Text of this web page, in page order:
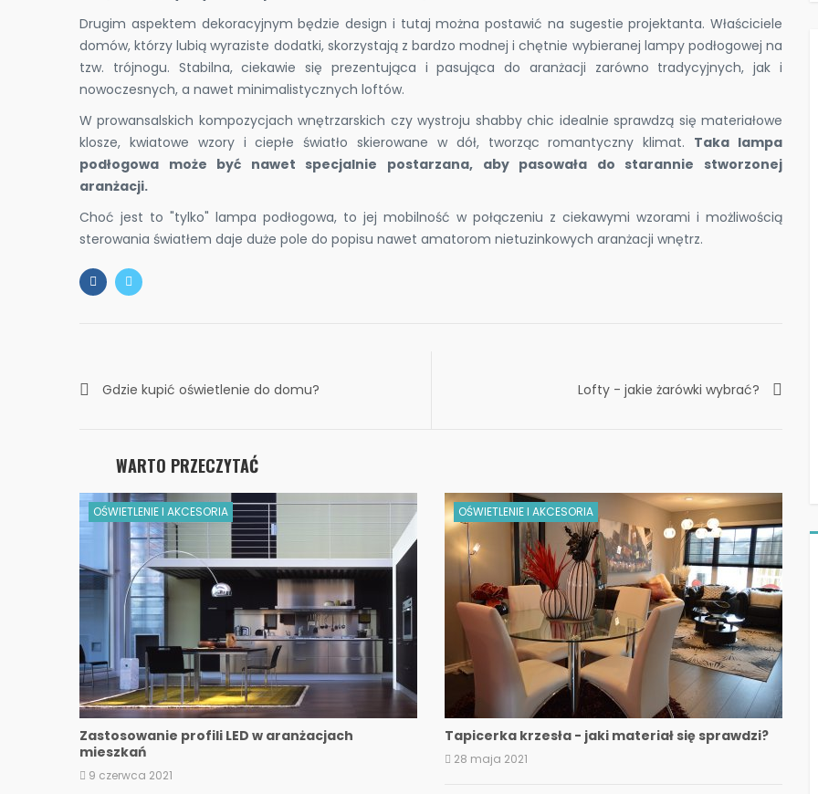
Drugim aspektem dekoracyjnym będzie design i tutaj można postawić na sugestie projektanta. Właściciele
domów, którzy lubią wyraziste dodatki, skorzystają z bardzo modnej i chętnie wybieranej lampy podłogowej na
tzw. trójnogu. Stabilna, ciekawie się prezentująca i pasująca do aranżacji zarówno tradycyjnych, jak i
nowoczesnych, a nawet minimalistycznych loftów.
W prowansalskich kompozycjach wnętrzarskich czy wystroju shabby chic idealnie sprawdzą się materiałowe
klosze, kwiatowe wzory i ciepłe światło skierowane w dół, tworząc romantyczny klimat. Taka lampa
podłogowa może być nawet specjalnie postarzana, aby pasowała do starannie stworzonej
aranżacji.
Choć jest to "tylko" lampa podłogowa, to jej mobilność w połączeniu z ciekawymi wzorami i możliwością
sterowania światłem daje duże pole do popisu nawet amatorom nietuzinkowych aranżacji wnętrz.
Gdzie kupić oświetlenie do domu?
Lofty - jakie żarówki wybrać?
WARTO PRZECZYTAĆ
OŚWIETLENIE I AKCESORIA
Zastosowanie profili LED w aranżacjach
mieszkań
9 czerwca 2021
OŚWIETLENIE I AKCESORIA
Tapicerka krzesła - jaki materiał się sprawdzi?
28 maja 2021